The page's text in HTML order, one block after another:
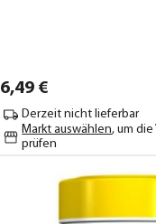
6,49 €
Derzeit nicht lieferbar
Markt auswählen, um
prüfen